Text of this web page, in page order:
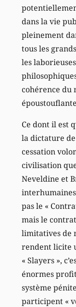
dans la vie
pleinement
tous les
les
cohérence du
Ce dont il est
la dictature
cessation
civilisation
Neveldine et
pas le «
mais le
limitatives de
rendent licite
« Slayers »,
énormes
système
participent «